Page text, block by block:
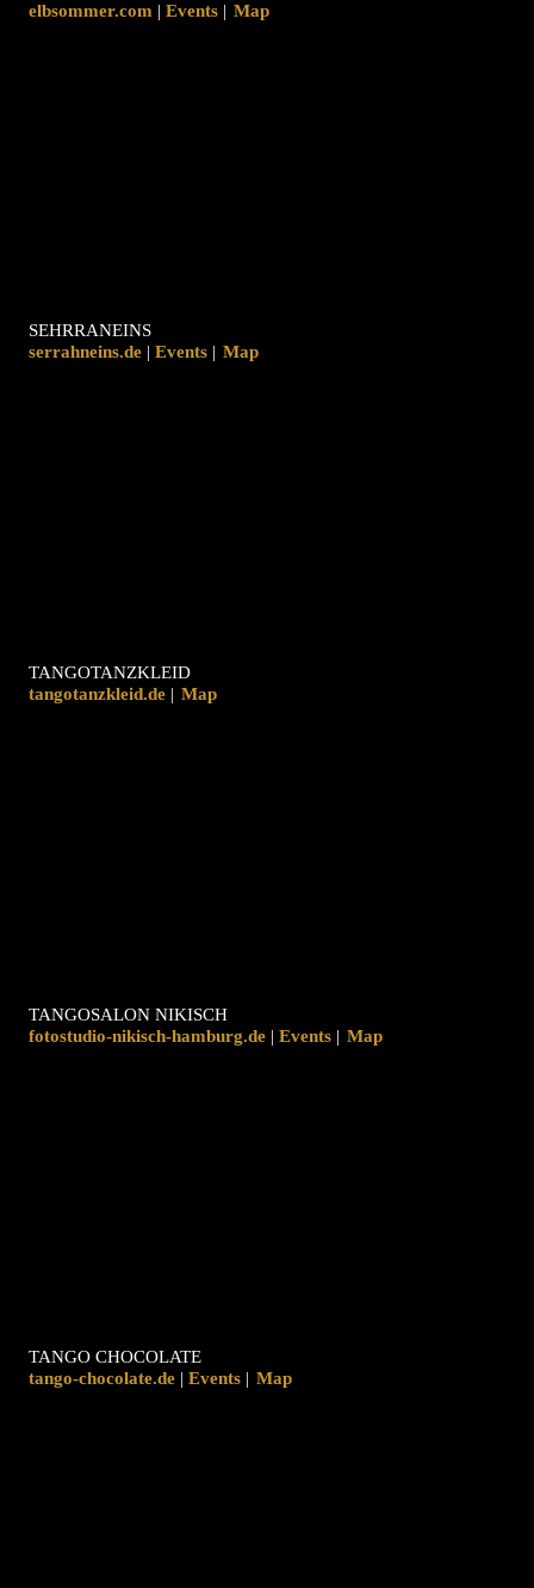
elbsommer.com | | Map
SEHRRANEINS
serrahneins.de | | Map
TANGOTANZKLEID
tangotanzkleid.de | Map
TANGOSALON NIKISCH
fotostudio-nikisch-hamburg.de | | Map
TANGO CHOCOLATE
tango-chocolate.de | | Map